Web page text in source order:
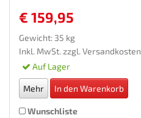
€ 159,95
Gewicht: 35 kg
Inkl. MwSt. zzgl. Versandkosten
Auf Lager
Mehr In den Warenkorb
Wunschliste